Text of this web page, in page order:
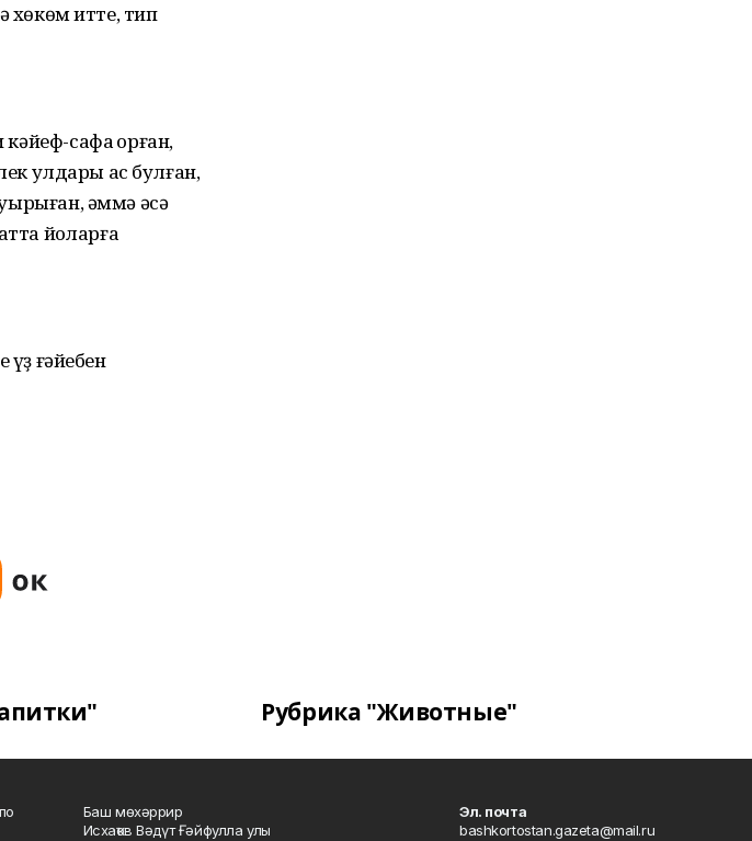
хөкөм итте, тип
сафа ҡорған,
улдары ас булған,
әммә әсә
йоҡларға
үҙ ғәйебен
Рубрика "Животные"
Баш мөхәррир
Исхаҡов Вәдүт Ғәйфулла улы
Эл. почта
bashkortostan.gazeta@mail.ru